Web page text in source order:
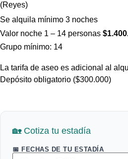
(Reyes)
Se alquila mínimo 3 noches
Valor noche 1 – 14 personas
Grupo mínimo: 14
La tarifa de aseo es adicional al
Depósito obligatorio ($300.000)
🏡 Cotiza tu estadía
📅 FECHAS DE TU ESTADÍA